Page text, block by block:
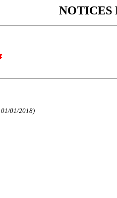
NOTICES
01/01/2018)